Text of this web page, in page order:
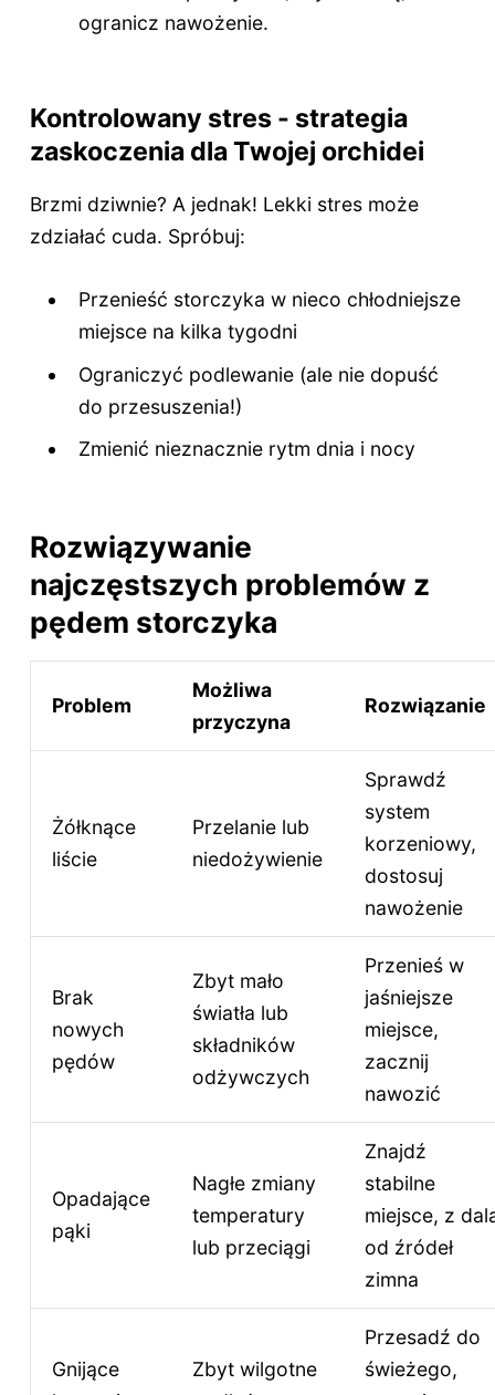
ogranicz nawożenie.
Kontrolowany stres - strategia
zaskoczenia dla Twojej orchidei
Brzmi dziwnie? A jednak! Lekki stres może
zdziałać cuda. Spróbuj:
Przenieść storczyka w nieco chłodniejsze
miejsce na kilka tygodni
Ograniczyć podlewanie (ale nie dopuść
do przesuszenia!)
Zmienić nieznacznie rytm dnia i nocy
Rozwiązywanie
najczęstszych problemów z
pędem storczyka
Problem
Możliwa
przyczyna
Rozwiązanie
Żółknące
liście
Przelanie lub
niedożywienie
Sprawdź
system
korzeniowy,
dostosuj
nawożenie
Brak
nowych
pędów
Zbyt mało
światła lub
składników
odżywczych
Przenieś w
jaśniejsze
miejsce,
zacznij
nawozić
Opadające
pąki
Nagłe zmiany
temperatury
lub przeciągi
Znajdź
stabilne
miejsce, z
od źródeł
zimna
Gnijące
Zbyt wilgotne
Przesadź do
świeżego,